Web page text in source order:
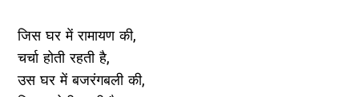
जिस घर में रामायण की,
चर्चा होती रहती है,
उस घर में बजरंगबली की,